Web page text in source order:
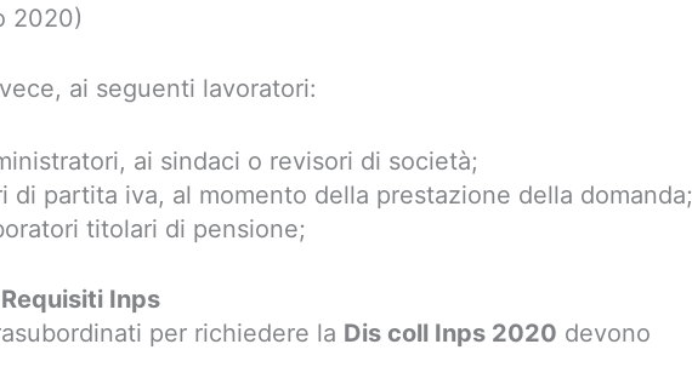
2020)
ai seguenti lavoratori:
ai sindaci o revisori di società;
di partita iva, al momento della prestazione della domanda;
titolari di pensione;
Requisiti Inps
per richiedere la Dis coll Inps 2020 devono